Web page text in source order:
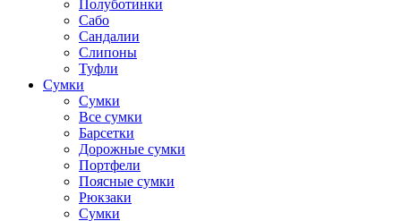
Полуботинки
Сабо
Сандалии
Слипоны
Туфли
Сумки
Сумки
Все сумки
Барсетки
Дорожные сумки
Портфели
Поясные сумки
Рюкзаки
Сумки